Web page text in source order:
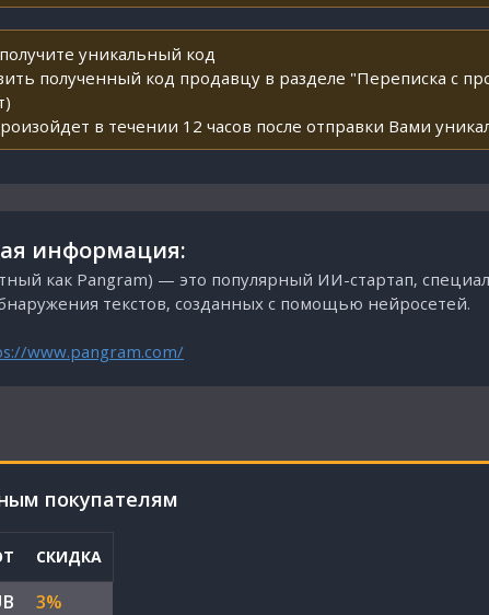
уникальный код
полученный код продавцу в разделе "Переписка с
в течении 12 часов после отправки Вами
информация:
как Pangram) — это популярный ИИ-стартап,
текстов, созданных с помощью нейросетей.
www.pangram.com/
покупателям
СКИДКА
3%